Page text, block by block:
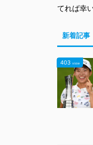
てれば幸
新着記事
403 view